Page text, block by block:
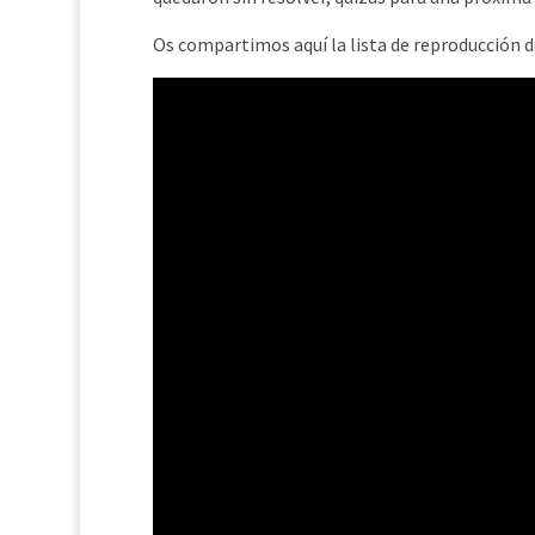
Os compartimos aquí la lista de reproducción